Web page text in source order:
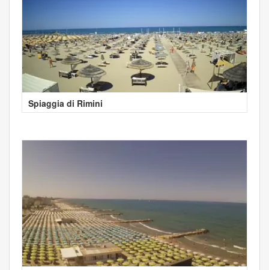
Spiaggia di Rimini